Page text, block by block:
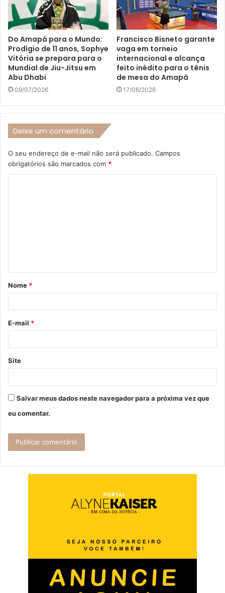
Do Amapá para o Mundo:
Prodígio de 11 anos, Sophye
Vitória se prepara para o
Mundial de Jiu-Jitsu em
Abu Dhabi
09/07/2026
Francisco Bisneto garante
vaga em torneio
internacional e alcança
feito inédito para o tênis
de mesa do Amapá
17/06/2026
Deixe um comentário
O seu endereço de e-mail não será publicado. Campos
obrigatórios são marcados com *
á
r
*
Nome *
E-mail *
Site
Salvar meus dados neste navegador para a próxima vez que
eu comentar.